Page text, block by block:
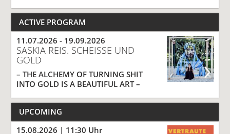
ACTIVE PROGRAM
11.07.2026 - 19.09.2026
SASKIA REIS. SCHEISSE UND G
OLD
– THE ALCHEMY OF TURNING SHIT
INTO GOLD IS A BEAUTIFUL ART –
UPCOMING
15.08.2026 | 11:30 Uhr